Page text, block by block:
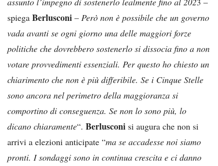
spiega Berlusconi – Però non è possibile che un governo
vada avanti se ogni giorno una delle maggiori forze
politiche che dovrebbero sostenerlo si dissocia fino a non
votare provvedimenti essenziali. Per questo ho chiesto un
chiarimento che non è più differibile. Se i Cinque Stelle
sono ancora nel perimetro della maggioranza si
comportino di conseguenza. Se non lo sono più, lo
dicano chiaramente“. Berlusconi si augura che non si
arrivi a elezioni anticipate “ma se accadesse noi siamo
pronti. I sondaggi sono in continua crescita e ci danno